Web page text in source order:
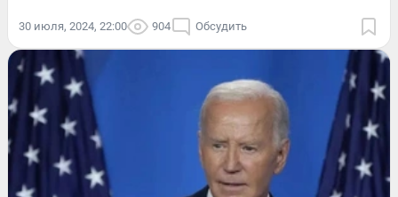
30 июля, 2024, 22:00 904 Обсудить